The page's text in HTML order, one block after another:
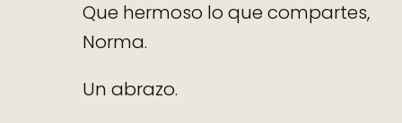
Que hermoso lo que compartes,
Norma.
Un abrazo.